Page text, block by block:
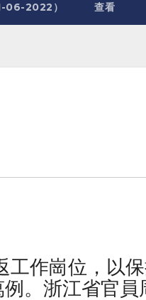
06-2022） 查看
工作崗位，以
。浙江省官員